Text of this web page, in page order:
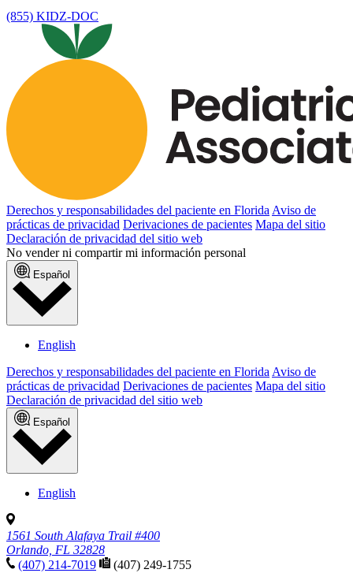
(855) KIDZ-DOC
Derechos y responsabilidades del paciente en Florida Aviso de
prácticas de privacidad Derivaciones de pacientes Mapa del sitio
Declaración de privacidad del sitio web
No vender ni compartir mi información personal
Español
English
Derechos y responsabilidades del paciente en FloridaAviso de
prácticas de privacidad Derivaciones de pacientes Mapa del sitio
Declaración de privacidad del sitio web
Español
English
1561 South Alafaya Trail #400
Orlando, FL 32828
(407) 214-7019
(407) 249-1755